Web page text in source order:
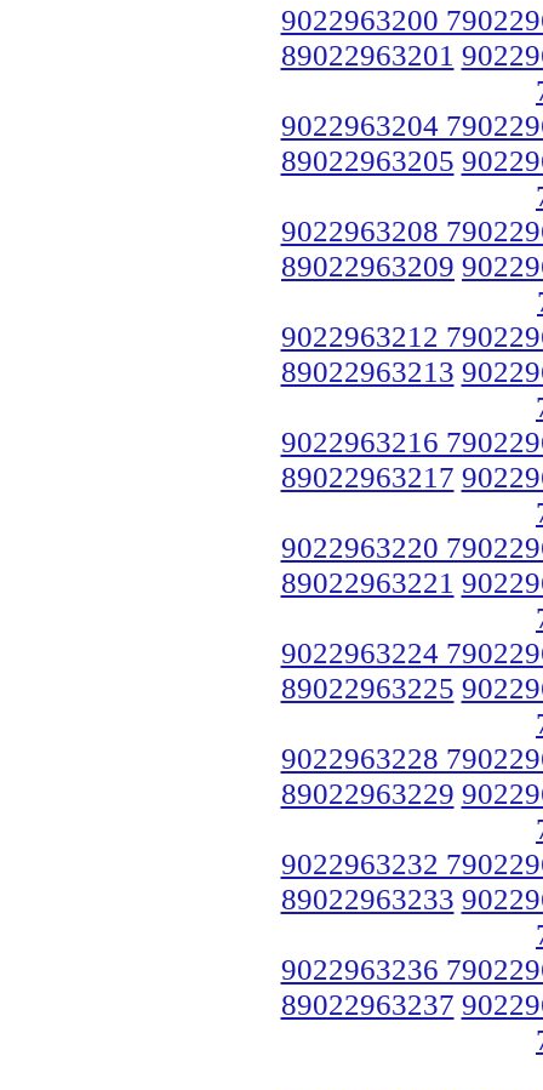
9022963200
89022963201
9022963204
89022963205
9022963208
89022963209
9022963212
89022963213
9022963216
89022963217
9022963220
89022963221
9022963224
89022963225
9022963228
89022963229
9022963232
89022963233
9022963236
89022963237